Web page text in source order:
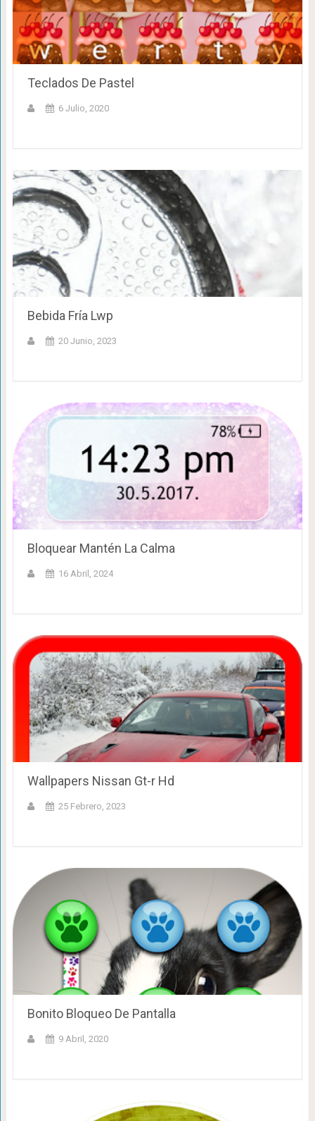
Teclados De Pastel
6 Julio, 2020
Bebida Fría Lwp
20 Junio, 2023
Bloquear Mantén La Calma
16 Abril, 2024
Wallpapers Nissan Gt-r Hd
25 Febrero, 2023
Bonito Bloqueo De Pantalla
9 Abril, 2020